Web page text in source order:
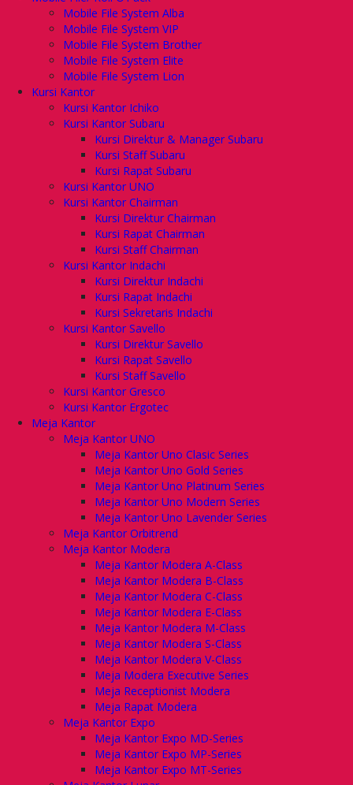
Mobile File System Alba
Mobile File System VIP
Mobile File System Brother
Mobile File System Elite
Mobile File System Lion
Kursi Kantor
Kursi Kantor Ichiko
Kursi Kantor Subaru
Kursi Direktur & Manager Subaru
Kursi Staff Subaru
Kursi Rapat Subaru
Kursi Kantor UNO
Kursi Kantor Chairman
Kursi Direktur Chairman
Kursi Rapat Chairman
Kursi Staff Chairman
Kursi Kantor Indachi
Kursi Direktur Indachi
Kursi Rapat Indachi
Kursi Sekretaris Indachi
Kursi Kantor Savello
Kursi Direktur Savello
Kursi Rapat Savello
Kursi Staff Savello
Kursi Kantor Gresco
Kursi Kantor Ergotec
Meja Kantor
Meja Kantor UNO
Meja Kantor Uno Clasic Series
Meja Kantor Uno Gold Series
Meja Kantor Uno Platinum Series
Meja Kantor Uno Modern Series
Meja Kantor Uno Lavender Series
Meja Kantor Orbitrend
Meja Kantor Modera
Meja Kantor Modera A-Class
Meja Kantor Modera B-Class
Meja Kantor Modera C-Class
Meja Kantor Modera E-Class
Meja Kantor Modera M-Class
Meja Kantor Modera S-Class
Meja Kantor Modera V-Class
Meja Modera Executive Series
Meja Receptionist Modera
Meja Rapat Modera
Meja Kantor Expo
Meja Kantor Expo MD-Series
Meja Kantor Expo MP-Series
Meja Kantor Expo MT-Series